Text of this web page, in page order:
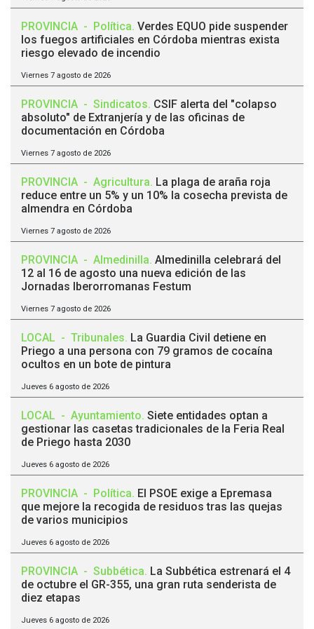
PROVINCIA - Política. Verdes EQUO pide suspender
los fuegos artificiales en Córdoba mientras exista
riesgo elevado de incendio
Viernes 7 agosto de 2026
PROVINCIA - Sindicatos. CSIF alerta del "colapso
absoluto" de Extranjería y de las oficinas de
documentación en Córdoba
Viernes 7 agosto de 2026
PROVINCIA - Agricultura. La plaga de araña roja
reduce entre un 5% y un 10% la cosecha prevista de
almendra en Córdoba
Viernes 7 agosto de 2026
PROVINCIA - Almedinilla. Almedinilla celebrará del
12 al 16 de agosto una nueva edición de las
Jornadas Iberorromanas Festum
Viernes 7 agosto de 2026
LOCAL - Tribunales. La Guardia Civil detiene en
Priego a una persona con 79 gramos de cocaína
ocultos en un bote de pintura
Jueves 6 agosto de 2026
LOCAL - Ayuntamiento. Siete entidades optan a
gestionar las casetas tradicionales de la Feria Real
de Priego hasta 2030
Jueves 6 agosto de 2026
PROVINCIA - Política. El PSOE exige a Epremasa
que mejore la recogida de residuos tras las quejas
de varios municipios
Jueves 6 agosto de 2026
PROVINCIA - Subbética. La Subbética estrenará el 4
de octubre el GR-355, una gran ruta senderista de
diez etapas
Jueves 6 agosto de 2026